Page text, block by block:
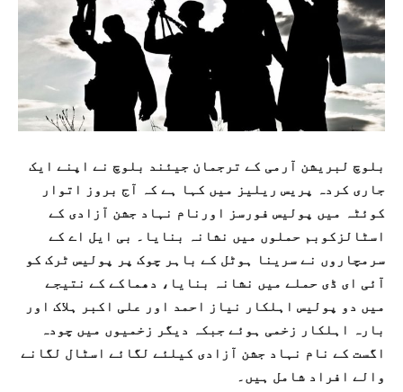
بلوچ لبریشن آرمی کے ترجمان جیئند بلوچ نے اپنے ایک
جاری کردہ پریس ریلیز میں کہا ہے کہ آج بروز اتوار
کوئٹہ میں پولیس فورسز اورنام نہاد جشن آزادی کے
اسٹالزکوبم حملوں میں نشانہ بنایا۔ بی ایل اے کے
سرمچاروں نے سرینا ہوٹل کے باہر چوک پر پولیس ٹرک کو
آئی ای ڈی حملے میں نشانہ بنایا، دھماکے کے نتیجے
میں دو پولیس اہلکار نیاز احمد اور علی اکبر ہلاک اور
بارہ اہلکار زخمی ہوئے جبکہ دیگر زخمیوں میں چودہ
اگست کے نام نہاد جشن آزادی کیلئے لگائے اسٹال لگانے
والے افراد شامل ہیں۔